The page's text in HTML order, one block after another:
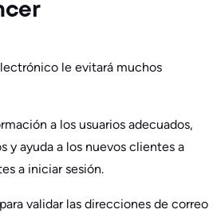
le evitará muchos
a los usuarios adecuados,
y ayuda a los nuevos clientes a
a iniciar sesión.
validar las direcciones de correo